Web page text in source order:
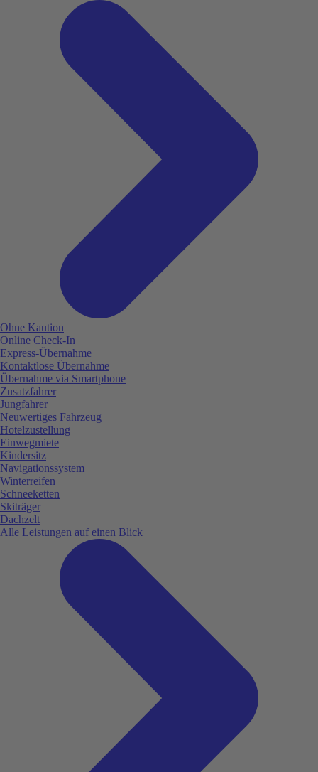
Ohne Kaution
Online Check-In
Express-Übernahme
Kontaktlose Übernahme
Übernahme via Smartphone
Zusatzfahrer
Jungfahrer
Neuwertiges Fahrzeug
Hotelzustellung
Einwegmiete
Kindersitz
Navigationssystem
Winterreifen
Schneeketten
Skiträger
Dachzelt
Alle Leistungen auf einen Blick